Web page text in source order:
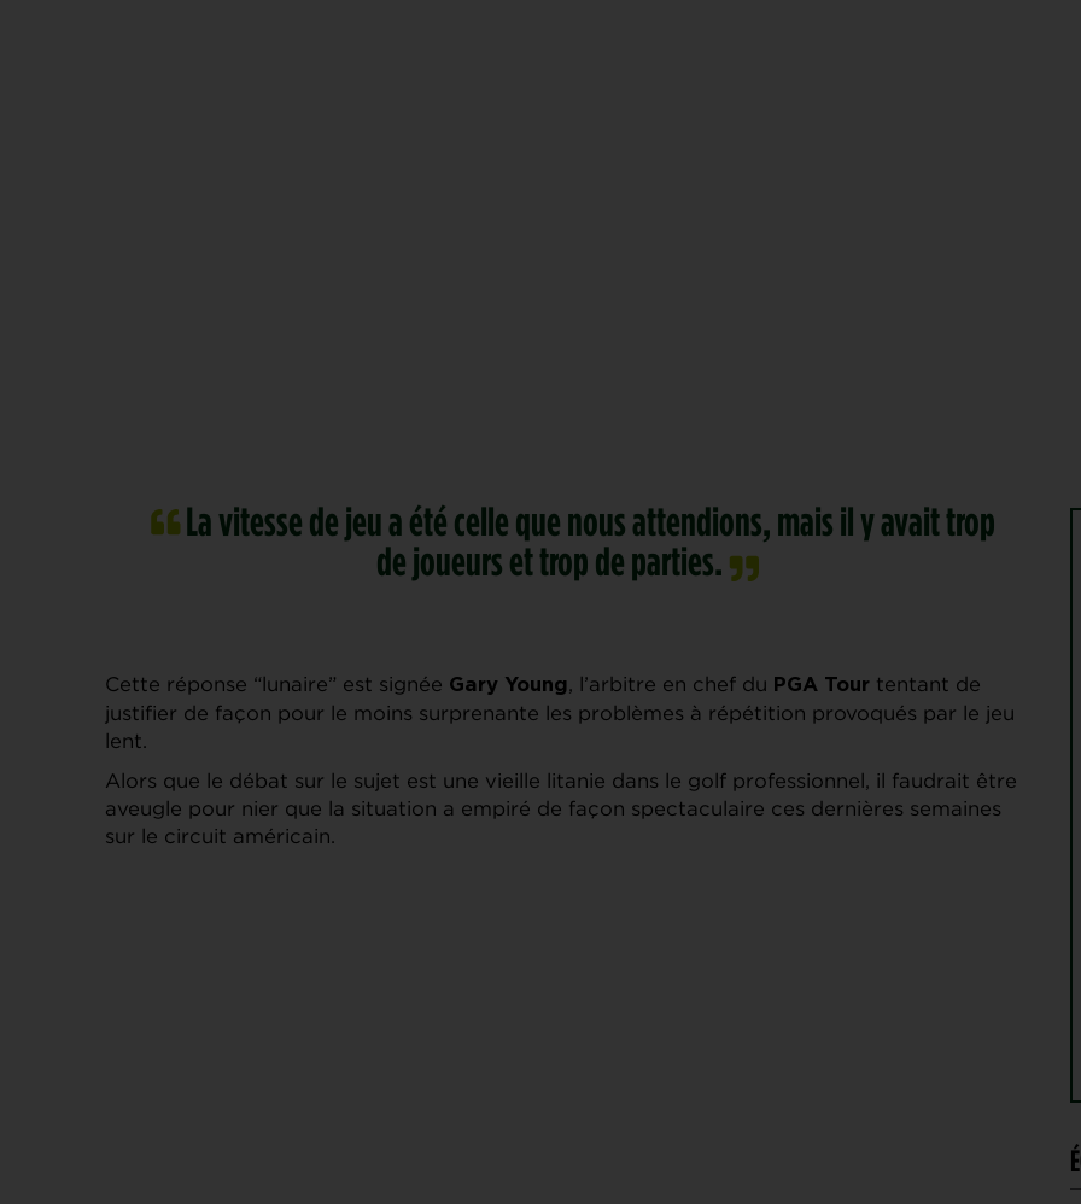
La vitesse de jeu a été celle que nous attendions, mais il y avait trop
de joueurs et trop de parties.
Cette réponse “lunaire” est signée Gary Young, l’arbitre en chef du PGA Tour tentant de
justifier de façon pour le moins surprenante les problèmes à répétition provoqués par le jeu
lent.
Alors que le débat sur le sujet est une vieille litanie dans le golf professionnel, il faudrait être
aveugle pour nier que la situation a empiré de façon spectaculaire ces dernières semaines
sur le circuit américain.